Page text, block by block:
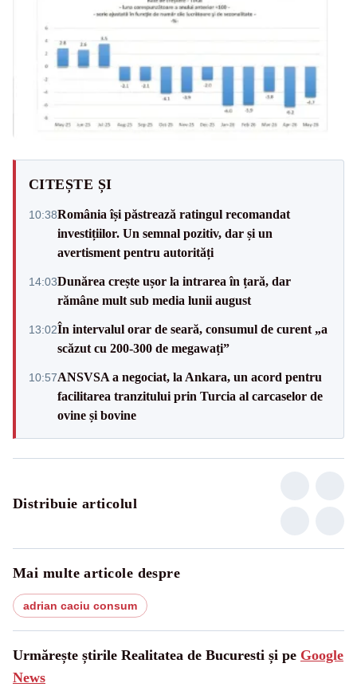
CITEȘTE ȘI
10:38România își păstrează ratingul recomandat
investițiilor. Un semnal pozitiv, dar și un
avertisment pentru autorități
14:03Dunărea crește ușor la intrarea în țară, dar
rămâne mult sub media lunii august
13:02În intervalul orar de seară, consumul de curent „a
scăzut cu 200-300 de megawați”
10:57ANSVSA a negociat, la Ankara, un acord pentru
facilitarea tranzitului prin Turcia al carcaselor de
ovine și bovine
Distribuie articolul
Mai multe articole despre
adrian caciu consum
Urmărește știrile Realitatea de Bucuresti și pe Google
News